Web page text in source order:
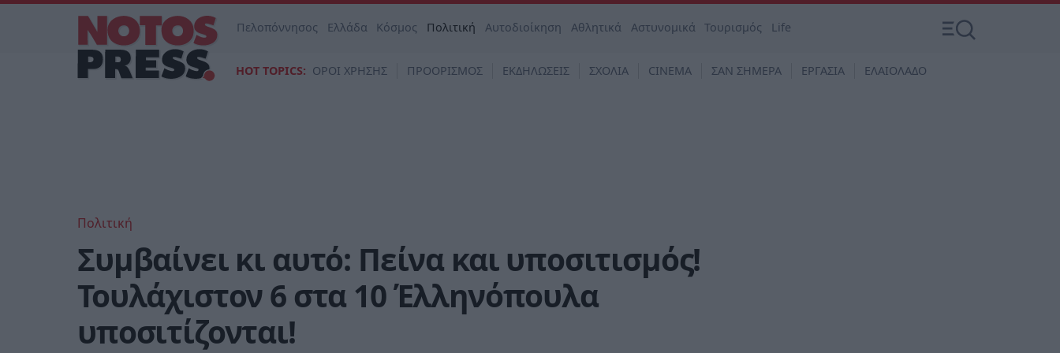
Πελοπόννησος Ελλάδα Κόσμος Πολιτική Αυτοδιοίκηση Αθλητικά Αστυνομικά Τουρισμός Life
HOT TOPICS: ΟΡΟΙ ΧΡΗΣΗΣ ΠΡΟΟΡΙΣΜΟΣ ΕΚΔΗΛΩΣΕΙΣ ΣΧΟΛΙΑ CINEMA ΣΑΝ ΣΗΜΕΡΑ ΕΡΓΑΣΙΑ ΕΛΑΙΟΛΑΔΟ
Πολιτική
Συμβαίνει κι αυτό: Πείνα και υποσιτισμός!
Τουλάχιστον 6 στα 10 Έλληνόπουλα
υποσιτίζονται!